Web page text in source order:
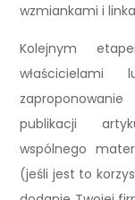
wzmiankami i
Kolejnym
publikacji
wspólnego
(jeśli jest to